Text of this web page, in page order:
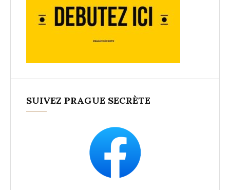
SUIVEZ PRAGUE SECRÈTE